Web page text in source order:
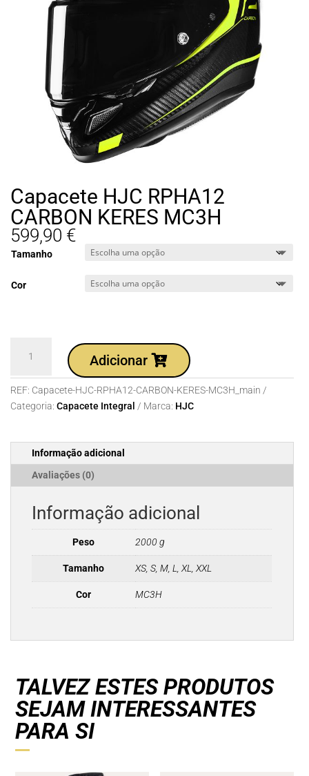
Capacete HJC RPHA12
CARBON KERES MC3H
599,90 €
Tamanho
Cor
Capacete
HJC
RPHA12
KERES
MC3H
Adicionar
REF: Capacete-HJC-RPHA12-CARBON-KERES-MC3H_main
Categoria: Capacete Integral Marca: HJC
Informação adicional
Avaliações (0)
Informação adicional
Peso 2000 g
Tamanho XS, S, M, L, XL, XXL
Cor MC3H
TALVEZ ESTES PRODUTOS
SEJAM INTERESSANTES
PARA SI